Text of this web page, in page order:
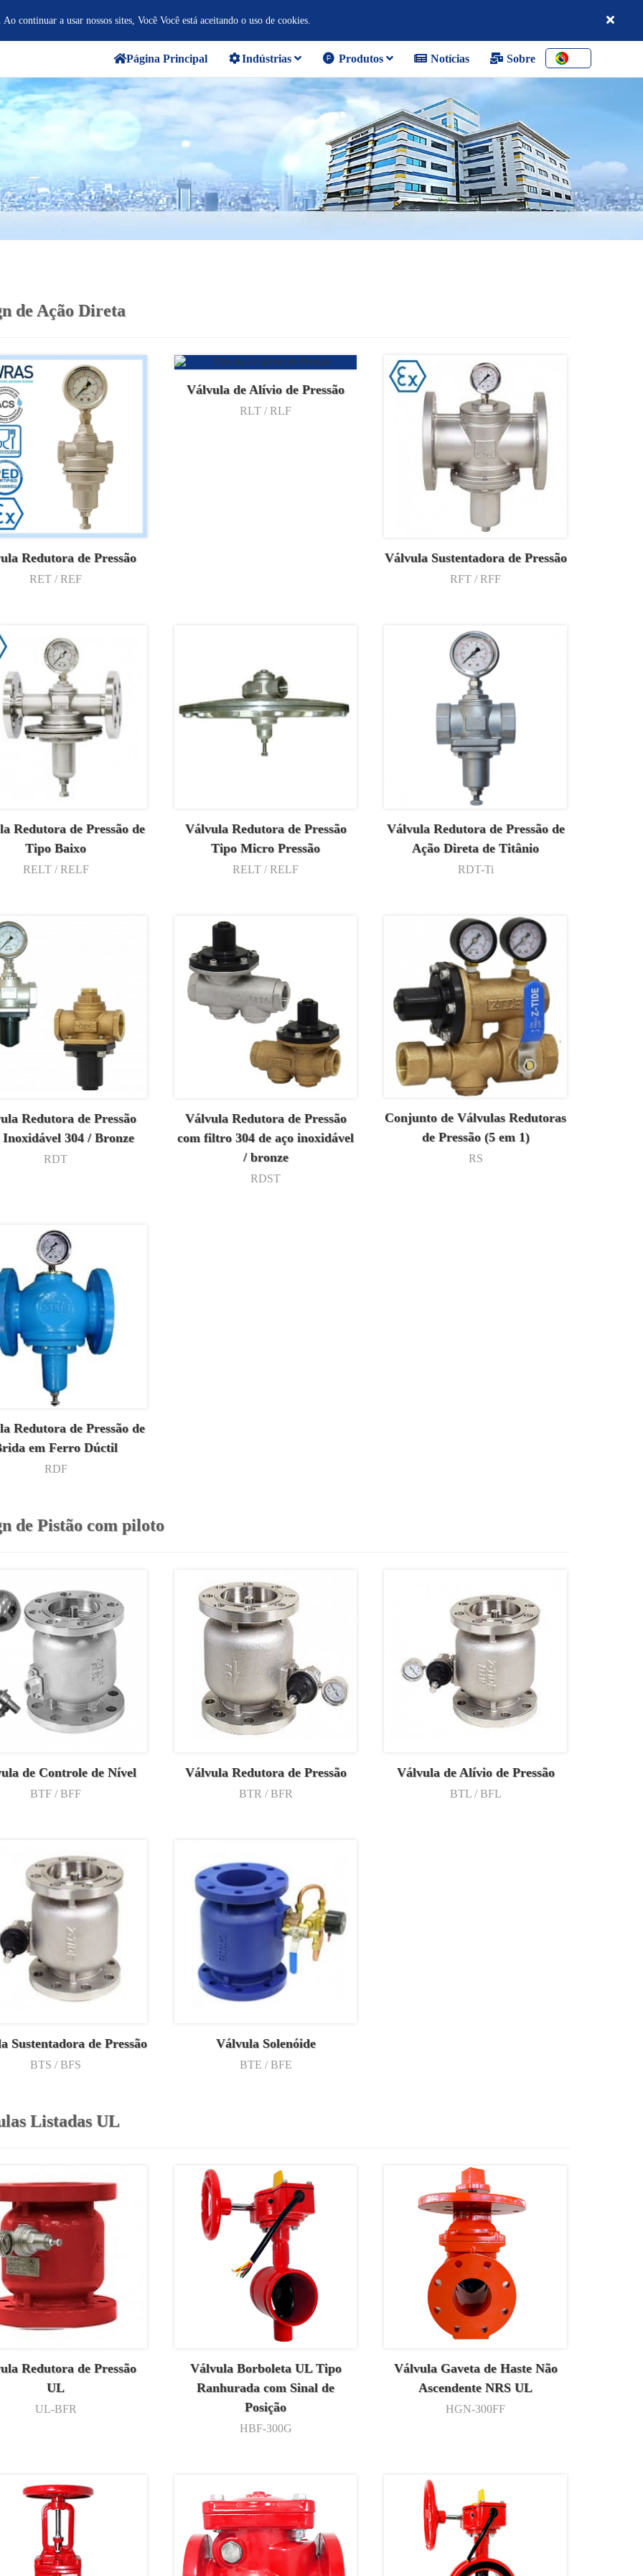
continuar a usar nossos sites, Você Você está aceitando o uso de cookies.
Página Principal Indústrias Produtos Notícias Sobre
de Ação Direta
Redutora de Pressão
RET / REF
Válvula de Alívio de Pressão
RLT / RLF
Válvula Sustentadora de Pressão
RFT / RFF
Redutora de Pressão de
Tipo Baixo
RELT / RELF
Válvula Redutora de Pressão
Tipo Micro Pressão
RELT / RELF
Válvula Redutora de Pressão de
Ação Direta de Titânio
RDT-Ti
Redutora de Pressão
304 / Bronze
RDT
Válvula Redutora de Pressão
com filtro 304 de aço inoxidável
/ bronze
RDST
Conjunto de Válvulas Redutoras
de Pressão (5 em 1)
RS
Redutora de Pressão de
em Ferro Dúctil
RDF
de Pistão com piloto
de Controle de Nível
BTF / BFF
Válvula Redutora de Pressão
BTR / BFR
Válvula de Alívio de Pressão
BTL / BFL
Sustentadora de Pressão
BTS / BFS
Válvula Solenóide
BTE / BFE
Listadas UL
Redutora de Pressão
UL
UL-BFR
Válvula Borboleta UL Tipo
Ranhurada com Sinal de
Posição
HBF-300G
Válvula Gaveta de Haste Não
Ascendente NRS UL
HGN-300FF